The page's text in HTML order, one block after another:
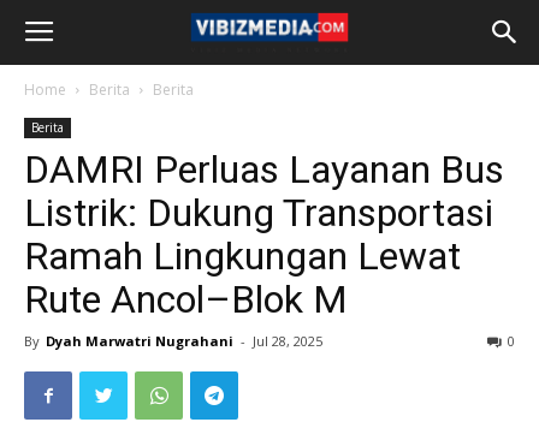
Home Berita Berita
Berita
DAMRI Perluas Layanan Bus
Listrik: Dukung Transportasi
Ramah Lingkungan Lewat
Rute Ancol–Blok M
By Dyah Marwatri Nugrahani - Jul 28, 2025 0